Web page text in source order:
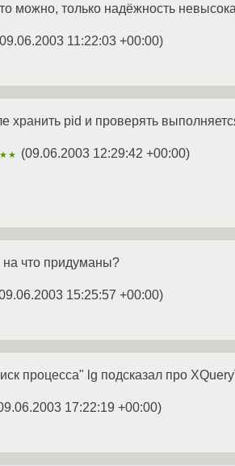
можно, только надёжность
09.06.2003 11:22:03 +00:00)
хранить pid и проверять
(09.06.2003 12:29:42 +00:00)
что придуманы?
15:25:57 +00:00)
процесса" lg подсказал про
17:22:19 +00:00)